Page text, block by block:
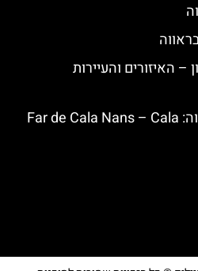
האיזורים והעיירות
המגדלור של קוסטה ברווה: ‪‪Far de Cala Nans – Cala